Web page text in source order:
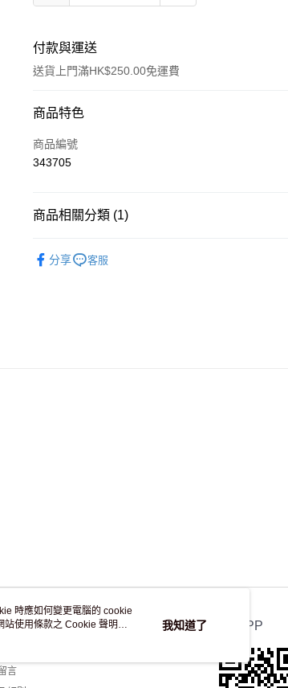
付款與運送
送貨上門滿HK$250.00免運費
付款方式
信用卡
商品特色
商品編號
343705
商品相關分類 (1)
分享
客服
服務
言
官方APP
時應如何變更電腦的 cookie
站使用條款之 Cookie 聲明使
我知道了